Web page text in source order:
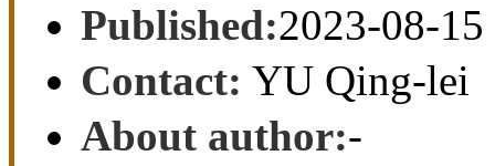
Published:2023-08-15
Contact: YU Qing-lei
About author:-